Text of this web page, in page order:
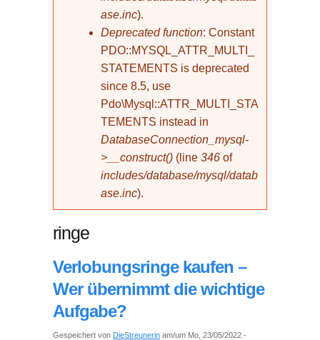
ase.inc).
Deprecated function: Constant
PDO::MYSQL_ATTR_MULTI_
STATEMENTS is deprecated
since 8.5, use
Pdo\Mysql::ATTR_MULTI_STA
TEMENTS instead in
DatabaseConnection_mysql-
>__construct() (line 346 of
includes/database/mysql/datab
ase.inc).
ringe
Verlobungsringe kaufen –
Wer übernimmt die wichtige
Aufgabe?
Gespeichert von DieStreunerin am/um Mo, 23/05/2022 -